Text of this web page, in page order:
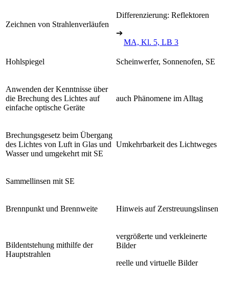
Zeichnen von Strahlenverläufen
Differenzierung: Reflektoren
➔
MA, Kl. 5, LB 3
Hohlspiegel Scheinwerfer, Sonnenofen, SE
Anwenden der Kenntnisse über
die Brechung des Lichtes auf
einfache optische Geräte
auch Phänomene im Alltag
Brechungsgesetz beim Übergang
des Lichtes von Luft in Glas und
Wasser und umgekehrt mit SE
Umkehrbarkeit des Lichtweges
Sammellinsen mit SE
Brennpunkt und Brennweite Hinweis auf Zerstreuungslinsen
Bildentstehung mithilfe der
Hauptstrahlen
vergrößerte und verkleinerte
Bilder
reelle und virtuelle Bilder